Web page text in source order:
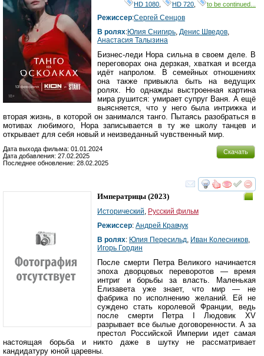
HD 1080 HD 720 to be continued...
Режиссер:Сергей Сенцов
В ролях:Юлия Снигирь, Денис Шведов,
Анастасия Талызина
Бизнес-леди Нора сильна в своем деле. В
переговорах она дерзкая, хваткая и всегда
идёт напролом. В семейных отношениях
она также привыкла быть на ведущих
ролях. Но однажды выстроенная картина
мира рушится: умирает супруг Ваня. А ещё
выясняется, что у него была интрижка и
вторая жизнь, в которой он занимался танго. Пытаясь разобраться в
мотивах любимого, Нора записывается в ту же школу танцев и
открывает для себя новый и неизведанный чувственный мир.
Скачать
Дата выхода фильма: 01.01.2024
Дата добавления: 27.02.2025
Последнее обновление: 28.02.2025
смотреть
Императрицы (2023)
Исторический, Русский фильм
Режиссер: Андрей Кравчук
В ролях: Юлия Пересильд, Иван Колесников,
Игорь Гордин
После смерти Петра Великого начинается
эпоха дворцовых переворотов — время
интриг и борьбы за власть. Маленькая
Елизавета уже знает, что мир — не
фабрика по исполнению желаний. Ей не
суждено стать королевой Франции, ведь
после смерти Петра I Людовик XV
разрывает все былые договоренности. А за
престол Российской Империи идет самая
настоящая борьба и никто даже в шутку не рассматривает
кандидатуру юной царевны.